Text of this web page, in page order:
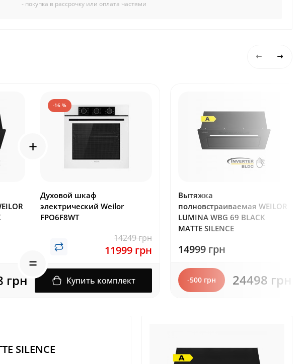
- покупка в рассрочку или оплата частями
-16 %
Духовой шкаф
электрический Weilor
FPO6F8WT
14249 грн
11999 грн
грн Купить комплект
Вытяжка
полновстраиваемая WEILOR
LUMINA WBG 69 BLACK
MATTE SILENCE
14999 грн
-500 грн 24498 грн
SILENCE